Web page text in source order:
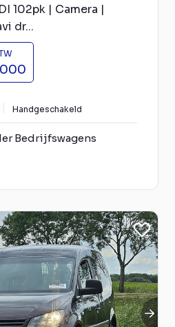
102pk | Camera |
dr...
Handgeschakeld
Bedrijfswagens